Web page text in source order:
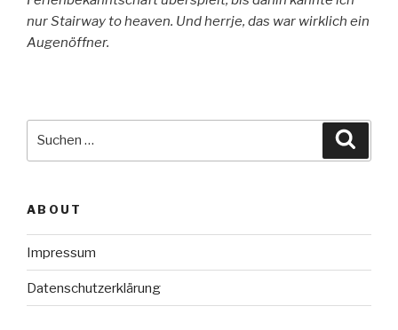
nur Stairway to heaven. Und herrje, das war wirklich ein
Augenöffner.
ABOUT
Impressum
Datenschutzerklärung